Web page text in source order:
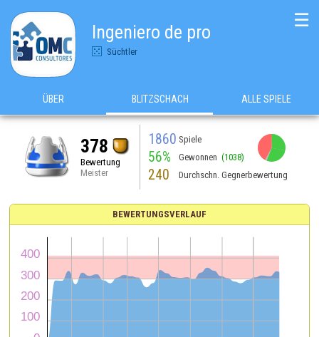
Ingeniero de pro
Süchtler
☰
ÜBER BLITZSCHACH ALLE SPIELE
378
Bewertung
Meister
1860 Spiele
56% Gewonnen (1038)
240 Durchschn. Gegnerbewertung
BEWERTUNGSVERLAUF